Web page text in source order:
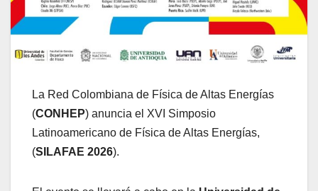
La Red Colombiana de Física de Altas Energías
(CONHEP) anuncia el XVI Simposio
Latinoamericano de Física de Altas Energías,
(SILAFAE 2026).